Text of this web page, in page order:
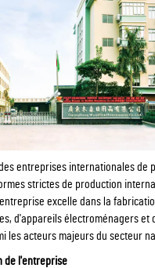
entreprises internationales de
strictes de production
excelle dans la
d'appareils électroménagers et
les acteurs majeurs du secteur
de l'entreprise